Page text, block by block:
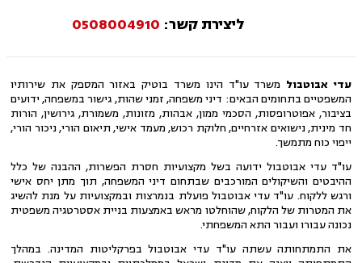
ליצירת קשר: 0508004910
עדי אבוטבול משרד עו"ד הינו משרד בוטיק באזור המספק את שירותיו
המשפטיים בתחומים הבאים: דיני משפחה, זמני שהות, גישור במשפחה, ידועים
בציבור, אפוטרופסות, הסכמי ממון, אבהות, מזונות, משמורת, גירושין, הורות
חד מינית, נישואים אזרחיים, חלוקת רכוש, מעמד אישי, תיאום הורי, ניכור הורי,
ייפוי כוח מתמשך.
עו"ד עדי אבוטבול ידועה בשל מקצועיות חסרת הפשרות, ההבנה של כלל
ההיבטים והשיקולים המורכבים שבתחום דיני המשפחה, תוך מתן יחס אישי
ורגש ללקוח. עו"ד עדי אבוטבול פועלת בנמרצות ובמקצועיות על מנת להשיג
את המטרות של הלקוח, שהוחלטו מראש באמצעות בניית אסטרטגיה משפטית
נכונה עבורו ועבור התא המשפחתי.
את התמתחותה עשתה עו"ד עדי אבוטבול בפרקליטות המדינה. במהלך